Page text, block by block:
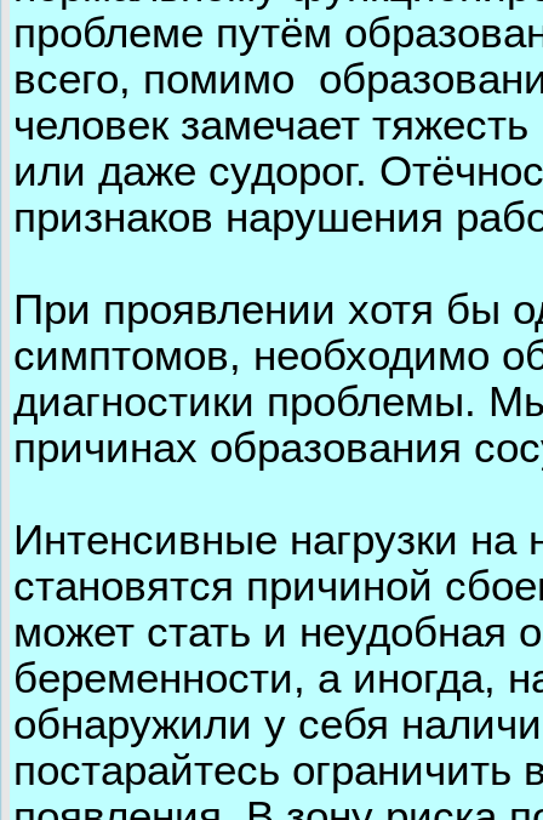
проблеме путём
всего, помимо
человек замечает
или даже судорог.
признаков нарушения
При проявлении хотя бы
симптомов, необходимо
диагностики проблемы.
причинах образования
Интенсивные нагрузки на
становятся причиной
может стать и неудобная
беременности, а иногда,
обнаружили у себя
постарайтесь